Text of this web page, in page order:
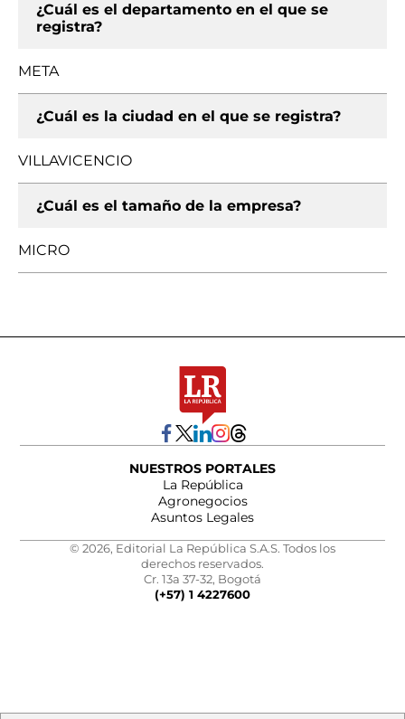
¿Cuál es el departamento en el que se
registra?
META
¿Cuál es la ciudad en el que se registra?
VILLAVICENCIO
¿Cuál es el tamaño de la empresa?
MICRO
NUESTROS PORTALES
La República
Agronegocios
Asuntos Legales
© 2026, Editorial La República S.A.S. Todos los
derechos reservados.
Cr. 13a 37-32, Bogotá
(+57) 1 4227600